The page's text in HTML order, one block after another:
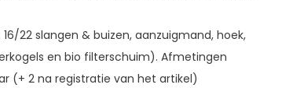
22 slangen & buizen, aanzuigmand, hoek,
en bio filterschuim). Afmetingen
(+ 2 na registratie van het artikel)